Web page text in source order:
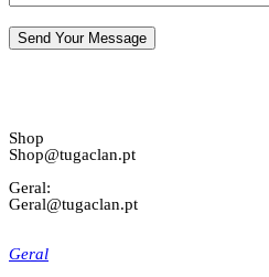
Shop
Shop@tugaclan.pt
Geral:
Geral@tugaclan.pt
Geral